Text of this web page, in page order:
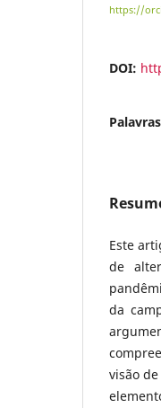
https://
DOI:
Este
de
da
visão